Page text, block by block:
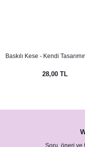
Baskılı Kese - Kendi
28,00 TL
Soru, öneri ve